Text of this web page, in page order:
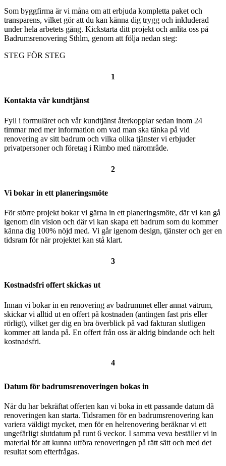
Som byggfirma är vi måna om att erbjuda kompletta paket och
transparens, vilket gör att du kan känna dig trygg och inkluderad
under hela arbetets gång. Kickstarta ditt projekt och anlita oss på
Badrumsrenovering Sthlm, genom att följa nedan steg:
STEG FÖR STEG
1
Kontakta vår kundtjänst
Fyll i formuläret och vår kundtjänst återkopplar sedan inom 24
timmar med mer information om vad man ska tänka på vid
renovering av sitt badrum och vilka olika tjänster vi erbjuder
privatpersoner och företag i Rimbo med närområde.
2
Vi bokar in ett planeringsmöte
För större projekt bokar vi gärna in ett planeringsmöte, där vi kan gå
igenom din vision och där vi kan skapa ett badrum som du kommer
känna dig 100% nöjd med. Vi går igenom design, tjänster och ger en
tidsram för när projektet kan stå klart.
3
Kostnadsfri offert skickas ut
Innan vi bokar in en renovering av badrummet eller annat våtrum,
skickar vi alltid ut en offert på kostnaden (antingen fast pris eller
rörligt), vilket ger dig en bra överblick på vad fakturan slutligen
kommer att landa på. En offert från oss är aldrig bindande och helt
kostnadsfri.
4
Datum för badrumsrenoveringen bokas in
När du har bekräftat offerten kan vi boka in ett passande datum då
renoveringen kan starta. Tidsramen för en badrumsrenovering kan
variera väldigt mycket, men för en helrenovering beräknar vi ett
ungefärligt slutdatum på runt 6 veckor. I samma veva beställer vi in
material för att kunna utföra renoveringen på rätt sätt och med det
resultat som efterfrågas.